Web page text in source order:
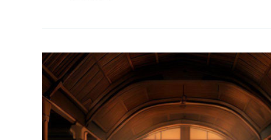
2007
AASTA